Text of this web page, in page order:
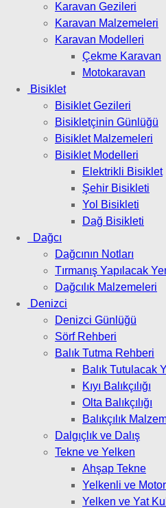
Karavan Gezileri
Karavan Malzemeleri
Karavan Modelleri
Çekme Karavan
Motokaravan
Bisiklet
Bisiklet Gezileri
Bisikletçinin Günlüğü
Bisiklet Malzemeleri
Bisiklet Modelleri
Elektrikli Bisiklet
Şehir Bisikleti
Yol Bisikleti
Dağ Bisikleti
Dağcı
Dağcının Notları
Tırmanış Yapılacak
Dağcılık Malzemeleri
Denizci
Denizci Günlüğü
Sörf Rehberi
Balık Tutma Rehberi
Balık Tutulacak
Kıyı Balıkçılığı
Olta Balıkçılığı
Balıkçılık
Dalgıçlık ve Dalış
Tekne ve Yelken
Ahşap Tekne
Yelkenli ve
Yelken ve Yat